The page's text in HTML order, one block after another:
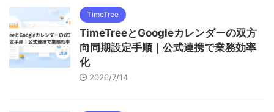
TimeTree
TimeTreeとGoogleカレンダーの双方
向同期設定手順｜公式連携で業務効率
化
2026/7/14